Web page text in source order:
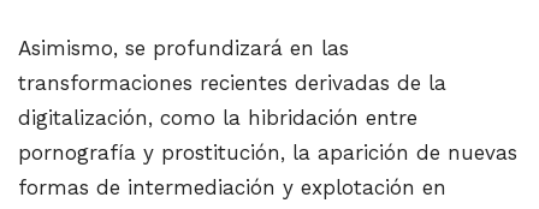
Asimismo, se profundizará en las
transformaciones recientes derivadas de la
digitalización, como la hibridación entre
pornografía y prostitución, la aparición de nuevas
formas de intermediación y explotación en